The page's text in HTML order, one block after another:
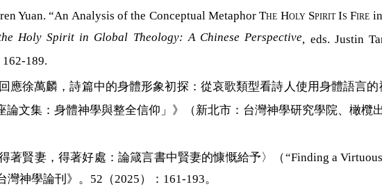
Yuan. “An Analysis of the Conceptual MetaphorThe Holy Spirit Is Fire
Holy Spirit in Global Theology: A Chinese Perspective, eds. Justin
189.
應徐萬麟，詩篇中的身體形象初探：從哀歌類型看詩人使用身體語言
論文集：身體神學與整全信仰」》（新北市： 台灣神學研究學院、 橄欖
著賢妻，得著好處：論箴言書中賢妻的慷慨給予〉（“Finding a
灣神學論刊》。52（2025）：161-193。